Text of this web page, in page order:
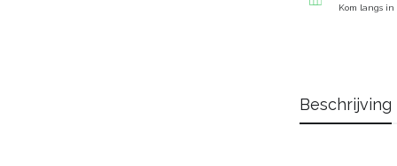
Kom langs
Beschrijving